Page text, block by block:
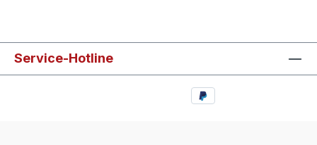
Service-Hotline